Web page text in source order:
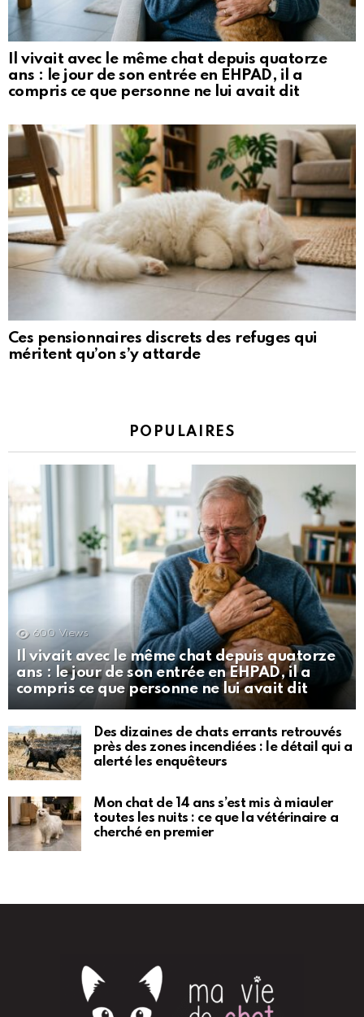
Il vivait avec le même chat depuis quatorze
ans : le jour de son entrée en EHPAD, il a
compris ce que personne ne lui avait dit
Ces pensionnaires discrets des refuges qui
méritent qu’on s’y attarde
POPULAIRES
600 Views
Il vivait avec le même chat depuis quatorze
ans : le jour de son entrée en EHPAD, il a
compris ce que personne ne lui avait dit
Des dizaines de chats errants retrouvés
près des zones incendiées : le détail qui a
alerté les enquêteurs
Mon chat de 14 ans s’est mis à miauler
toutes les nuits : ce que la vétérinaire a
cherché en premier